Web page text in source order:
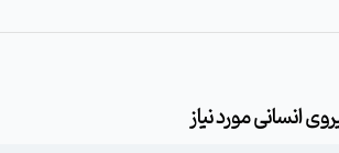
انسانی مورد نیاز